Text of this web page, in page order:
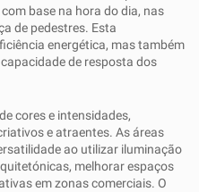
base na hora do dia, nas
de pedestres. Esta
energética, mas também
de resposta dos
cores e intensidades,
e atraentes. As áreas
ao utilizar iluminação
melhorar espaços
em zonas comerciais. O